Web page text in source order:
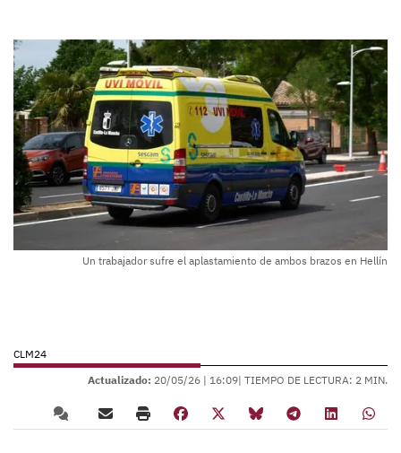
Un trabajador sufre el aplastamiento de ambos brazos en Hellín
CLM24
Actualizado: 20/05/26 | 16:09| TIEMPO DE LECTURA: 2 MIN.